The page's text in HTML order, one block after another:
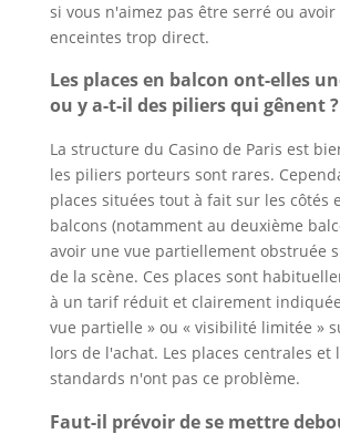
si vous n'aimez pas être serré ou avoir
enceintes trop direct.
Les places en balcon ont-elles
ou y a-t-il des piliers qui gênent ?
La structure du Casino de Paris est
les piliers porteurs sont rares.
places situées tout à fait sur les côtés
balcons (notamment au deuxième
avoir une vue partiellement obstruée
de la scène. Ces places sont
à un tarif réduit et clairement
vue partielle » ou « visibilité limitée »
lors de l'achat. Les places centrales et
standards n'ont pas ce problème.
Faut-il prévoir de se mettre